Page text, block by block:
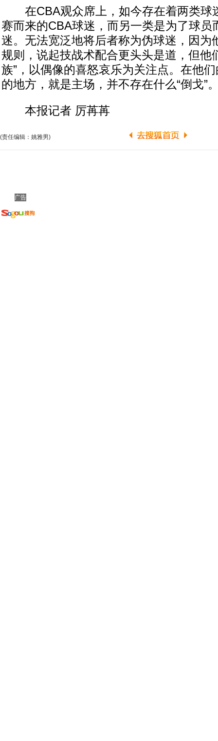
在CBA观众席上，如今存在着两类球
赛而来的CBA球迷，而另一类是为了球员
迷。无法宽泛地将后者称为伪球迷，因为
规则，说起技战术配合更头头是道，但他
族”，以偶像的喜怒哀乐为关注点。在他
的地方，就是主场，并不存在什么“倒戈”
本报记者 厉苒苒
(责任编辑：姚雅男)
广告